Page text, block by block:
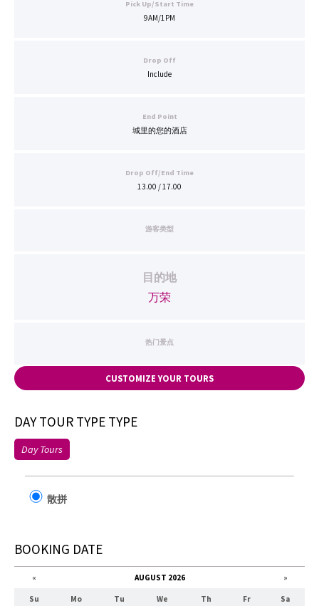
Pick Up/Start Time
9AM/1PM
Drop Off
Include
End Point
城里的您的酒店
Drop Off/End Time
13.00 / 17.00
游客类型
目的地
万荣
热门景点
CUSTOMIZE YOUR TOURS
DAY TOUR TYPE TYPE
Day Tours
散拼
BOOKING DATE
« AUGUST 2026 »
Su Mo Tu We Th Fr Sa